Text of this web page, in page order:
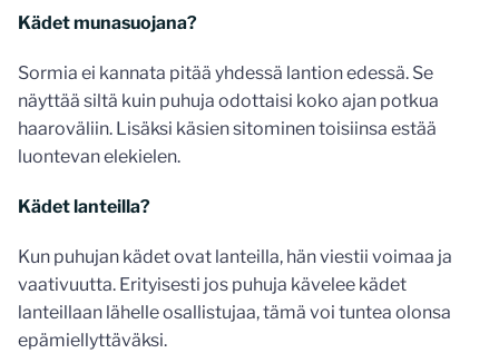
Kädet munasuojana?
Sormia ei kannata pitää yhdessä lantion edessä. Se
näyttää siltä kuin puhuja odottaisi koko ajan potkua
haaroväliin. Lisäksi käsien sitominen toisiinsa estää
luontevan elekielen.
Kädet lanteilla?
Kun puhujan kädet ovat lanteilla, hän viestii voimaa ja
vaativuutta. Erityisesti jos puhuja kävelee kädet
lanteillaan lähelle osallistujaa, tämä voi tuntea olonsa
epämiellyttäväksi.